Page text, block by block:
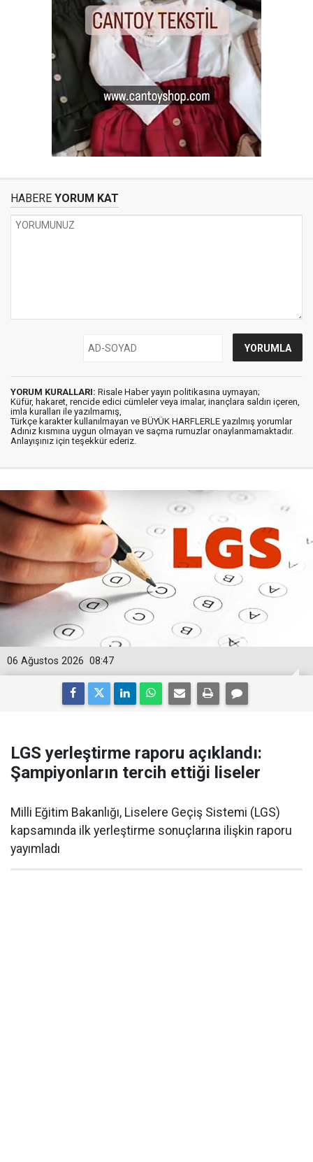
HABERE YORUM KAT
YORUM KURALLARI: Risale Haber yayın politikasına uymayan;
Küfür, hakaret, rencide edici cümleler veya imalar, inançlara saldırı içeren,
imla kuralları ile yazılmamış,
Türkçe karakter kullanılmayan ve BÜYÜK HARFLERLE yazılmış yorumlar
Adınız kısmına uygun olmayan ve saçma rumuzlar onaylanmamaktadır.
Anlayışınız için teşekkür ederiz.
08:47
06 Ağustos 2026
LGS yerleştirme raporu açıklandı:
Şampiyonların tercih ettiği liseler
Milli Eğitim Bakanlığı, Liselere Geçiş Sistemi (LGS)
kapsamında ilk yerleştirme sonuçlarına ilişkin raporu
yayımladı